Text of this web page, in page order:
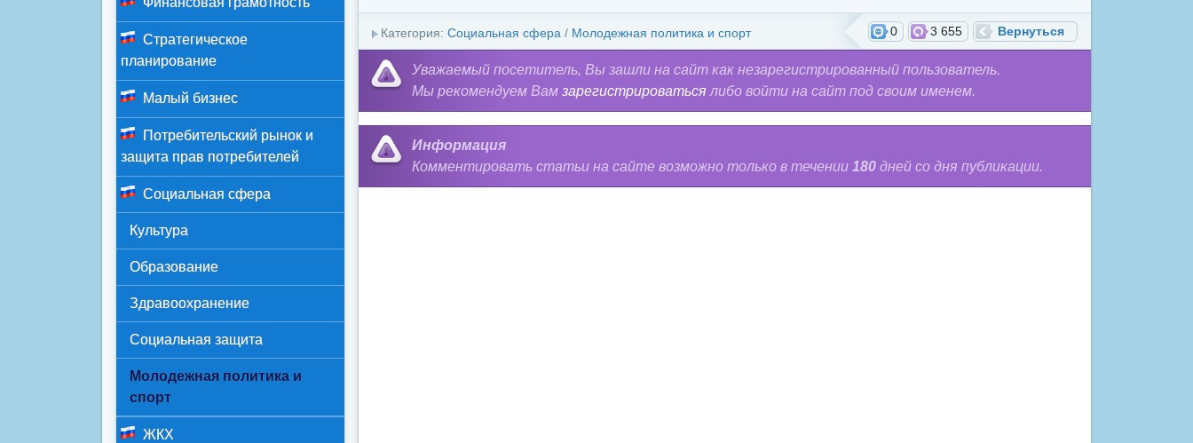
Вернуться
3 655
0
Категория: Социальная сфера / Молодежная политика и спорт
Уважаемый посетитель, Вы зашли на сайт как незарегистрированный пользователь.
Мы рекомендуем Вам зарегистрироваться либо войти на сайт под своим именем.
Информация
Комментировать статьи на сайте возможно только в течении 180 дней со дня публикации.
Стратегическое
планирование
Малый бизнес
Потребительский рынок и
защита прав потребителей
Социальная сфера
Культура
Образование
Здравоохранение
Социальная защита
Молодежная политика и
спорт
ЖКХ